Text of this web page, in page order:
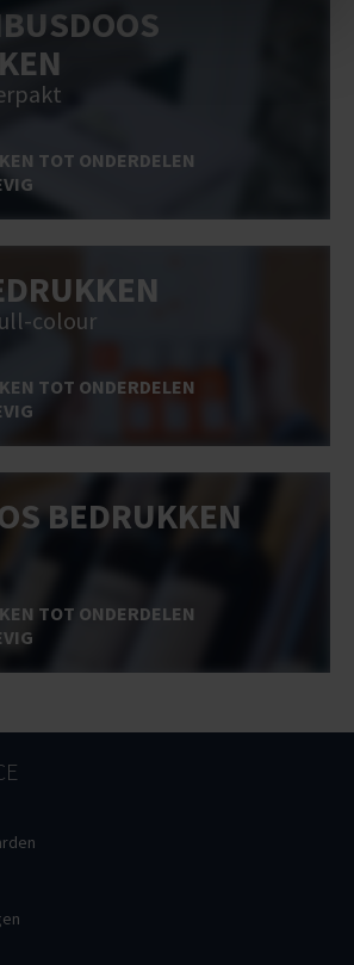
TOT ONDERDELEN
colour
TOT ONDERDELEN
BEDRUKKEN
TOT ONDERDELEN